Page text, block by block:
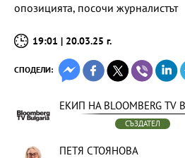
опозицията, посочи журналистът
19:01 | 20.03.25 г.
СПОДЕЛИ:
ЕКИП НА BLOOMBERG TV
СЪЗДАТЕЛ
ПЕТЯ СТОЯНОВА